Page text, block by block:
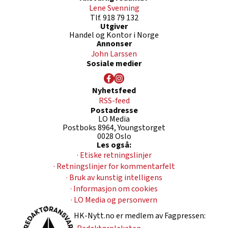
Lene Svenning
Tlf. 918 79 132
Utgiver
Handel og Kontor i Norge
Annonser
John Larssen
Sosiale medier
Nyhetsfeed
RSS-feed
Postadresse
LO Media
Postboks 8964, Youngstorget
0028 Oslo
Les også:
· Etiske retningslinjer
· Retningslinjer for kommentarfelt
· Bruk av kunstig intelligens
· Informasjon om cookies
· LO Media og personvern
HK-Nytt.no er medlem av Fagpressen: